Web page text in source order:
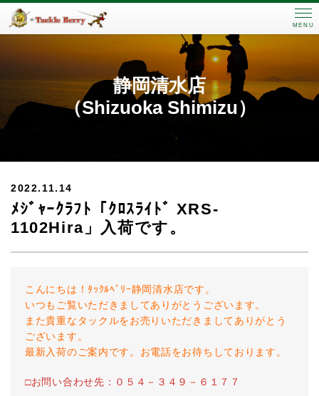
MENU
静岡清水店
（Shizuoka Shimizu）
2022.11.14
ﾒｼﾞｬｰｸﾗﾌﾄ「ｸﾛｽﾗｲﾄﾞ XRS-
1102Hira」入荷です。
こんにちは！ﾀｯｸﾙﾍﾞﾘｰ静岡清水店です。
いつもご覧いただきましてありがとうございます。
また貴重なタックルをお売りいただきましてありがとう
ございます。
最新入荷のご案内です。お電話をお待ちしております。
□お問い合わせ先：０５４－３４９－６１７７